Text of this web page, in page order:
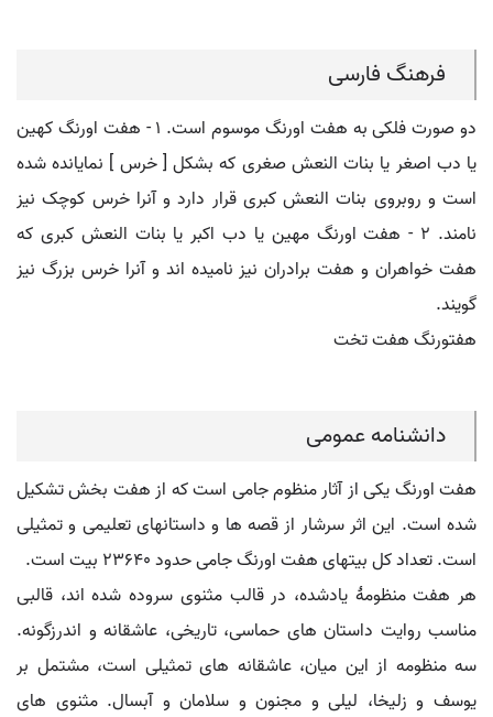
فرهنگ فارسی
دو صورت فلکی به هفت اورنگ موسوم است. ۱ - هفت اورنگ کهین
یا دب اصغر یا بنات النعش صغری که بشکل [ خرس ] نمایانده شده
است و روبروی بنات النعش کبری قرار دارد و آنرا خرس کوچک نیز
نامند. ۲ - هفت اورنگ مهین یا دب اکبر یا بنات النعش کبری که
هفت خواهران و هفت برادران نیز نامیده اند و آنرا خرس بزرگ نیز
گویند.
هفتورنگ هفت تخت
دانشنامه عمومی
هفت اورنگ یکی از آثار منظوم جامی است که از هفت بخش تشکیل
شده است. این اثر سرشار از قصه ها و داستانهای تعلیمی و تمثیلی
است. تعداد کل بیتهای هفت اورنگ جامی حدود ۲۳۶۴۰ بیت است.
هر هفت منظومهٔ یادشده، در قالب مثنوی سروده شده اند، قالبی
مناسب روایت داستان های حماسی، تاریخی، عاشقانه و اندرزگونه.
سه منظومه از این میان، عاشقانه های تمثیلی است، مشتمل بر
یوسف و زلیخا، لیلی و مجنون و سلامان و آبسال. مثنوی های